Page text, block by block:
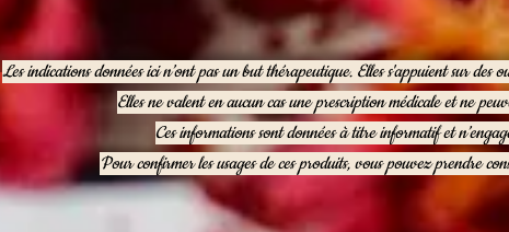
Les indications données ici n’ont pas un but thérapeutique. Elles s'appuient sur
Elles ne valent en aucun cas une prescription médicale et ne
Ces informations sont données à titre informatif et
Pour confirmer les usages de ces produits, vous pouvez prendre